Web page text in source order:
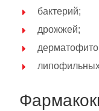
бактерий;
дрожжей;